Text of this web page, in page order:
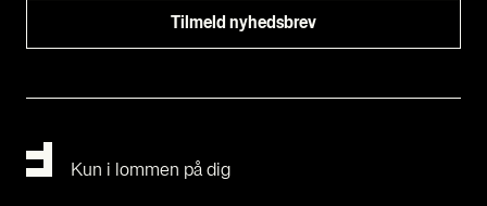
Kun i lommen på dig